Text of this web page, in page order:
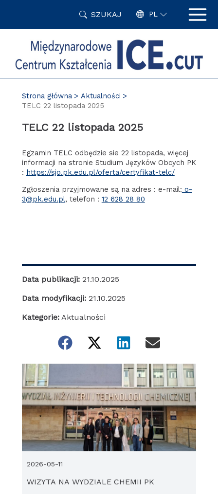
SZUKAJ PL
Strona główna
Aktualności
TELC 22 listopada 2025
TELC 22 listopada 2025
Egzamin TELC odbędzie sie 22 listopada, więcej
informacji na stronie Studium Języków Obcych PK
: https://sjo.pk.edu.pl/oferta/certyfikat-telc/
Zgłoszenia przyjmowane są na adres : e-mail: o-
3@pk.edu.pl, telefon : 12 628 28 80
Data publikacji: 21.10.2025
Data modyfikacji: 21.10.2025
Kategorie: Aktualności
WIZYTA NA WYDZIALE CHEMII PK
2026-05-11